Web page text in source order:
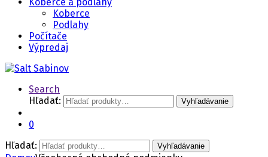
Koberce
Podlahy
Počítače
Výpredaj
Search
Hľadať:
Vyhľadávanie
0
Hľadať:
Vyhľadávanie